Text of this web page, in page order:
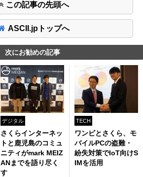
この記事の先頭へ
ASCII.jpトップへ
次にお勧めの記事
デジタル
さくらインターネッ
トと鹿児島のコミュ
ニティがmark MEIZ
ANまでを語り尽く
す
TECH
ワンビとさくら、モ
バイルPCの盗難・
紛失対策でIoT向けS
IMを活用